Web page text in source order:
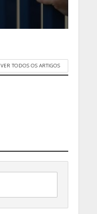
VER TODOS OS ARTIGOS